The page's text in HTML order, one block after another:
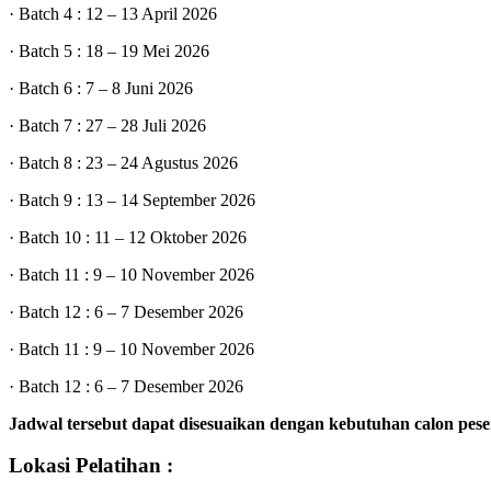
· Batch 4 : 12 – 13 April 2026
· Batch 5 : 18 – 19 Mei 2026
· Batch 6 : 7 – 8 Juni 2026
· Batch 7 : 27 – 28 Juli 2026
· Batch 8 : 23 – 24 Agustus 2026
· Batch 9 : 13 – 14 September 2026
· Batch 10 : 11 – 12 Oktober 2026
· Batch 11 : 9 – 10 November 2026
· Batch 12 : 6 – 7 Desember 2026
· Batch 11 : 9 – 10 November 2026
· Batch 12 : 6 – 7 Desember 2026
Jadwal tersebut dapat disesuaikan dengan kebutuhan calon
Lokasi Pelatihan :